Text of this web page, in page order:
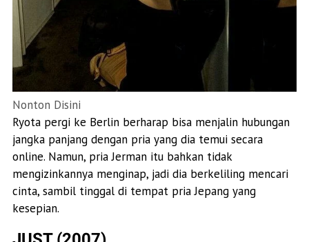
Nonton Disini
Ryota pergi ke Berlin berharap bisa menjalin hubungan
jangka panjang dengan pria yang dia temui secara
online. Namun, pria Jerman itu bahkan tidak
mengizinkannya menginap, jadi dia berkeliling mencari
cinta, sambil tinggal di tempat pria Jepang yang
kesepian.